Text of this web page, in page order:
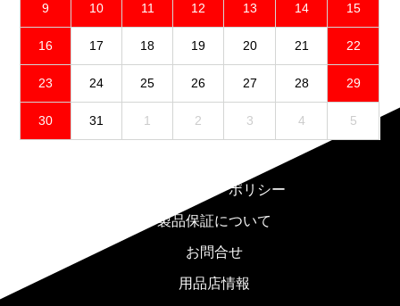
9 10 11 12 13 14 15
16 17 18 19 20 21 22
23 24 25 26 27 28 29
30 31 1 2 3 4 5
プライバシーポリシー
製品保証について
お問合せ
用品店情報